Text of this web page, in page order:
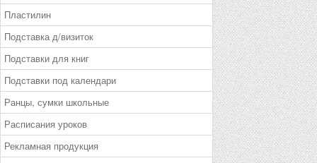
Пластилин
Подставка д/визиток
Подставки для книг
Подставки под календари
Ранцы, сумки школьные
Расписания уроков
Рекламная продукция